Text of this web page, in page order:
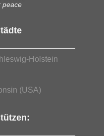
peace
Holstein
(USA)